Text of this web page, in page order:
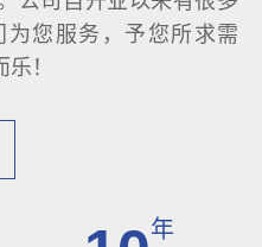
您服务，予您所求需
！
年